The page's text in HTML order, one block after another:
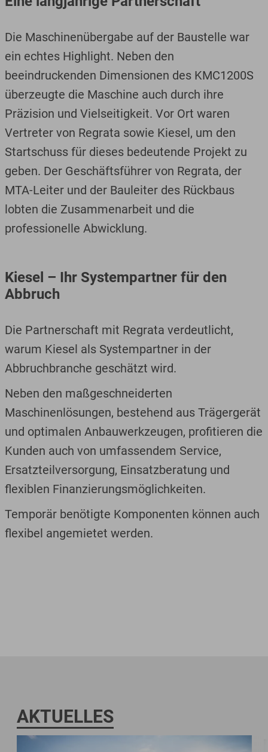
Die Maschinenübergabe auf der Baustelle war
ein echtes Highlight. Neben den
beeindruckenden Dimensionen des KMC1200S
überzeugte die Maschine auch durch ihre
Präzision und Vielseitigkeit. Vor Ort waren
Vertreter von Regrata sowie Kiesel, um den
Startschuss für dieses bedeutende Projekt zu
geben. Der Geschäftsführer von Regrata, der
MTA-Leiter und der Bauleiter des Rückbaus
lobten die Zusammenarbeit und die
professionelle Abwicklung.
Kiesel – Ihr Systempartner für den
Abbruch
Die Partnerschaft mit Regrata verdeutlicht,
warum Kiesel als Systempartner in der
Abbruchbranche geschätzt wird.
Neben den maßgeschneiderten
Maschinenlösungen, bestehend aus Trägergerät
und optimalen Anbauwerkzeugen, profitieren die
Kunden auch von umfassendem Service,
Ersatzteilversorgung, Einsatzberatung und
flexiblen Finanzierungsmöglichkeiten.
Temporär benötigte Komponenten können auch
flexibel angemietet werden.
AKTUELLES